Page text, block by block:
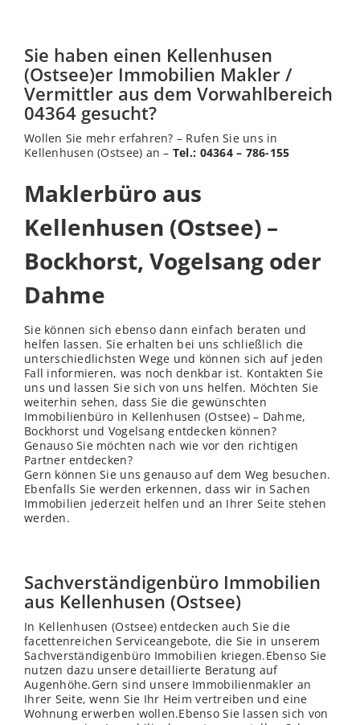
Sie haben einen Kellenhusen
(Ostsee)er Immobilien Makler /
Vermittler aus dem Vorwahlbereich
04364 gesucht?
Wollen Sie mehr erfahren? – Rufen Sie uns in
Kellenhusen (Ostsee) an – Tel.: 04364 – 786-155
Maklerbüro aus
Kellenhusen (Ostsee) –
Bockhorst, Vogelsang oder
Dahme
Sie können sich ebenso dann einfach beraten und
helfen lassen. Sie erhalten bei uns schließlich die
unterschiedlichsten Wege und können sich auf jeden
Fall informieren, was noch denkbar ist. Kontakten Sie
uns und lassen Sie sich von uns helfen. Möchten Sie
weiterhin sehen, dass Sie die gewünschten
Immobilienbüro in Kellenhusen (Ostsee) – Dahme,
Bockhorst und Vogelsang entdecken können?
Genauso Sie möchten nach wie vor den richtigen
Partner entdecken?
Gern können Sie uns genauso auf dem Weg besuchen.
Ebenfalls Sie werden erkennen, dass wir in Sachen
Immobilien jederzeit helfen und an Ihrer Seite stehen
werden.
Sachverständigenbüro Immobilien
aus Kellenhusen (Ostsee)
In Kellenhusen (Ostsee) entdecken auch Sie die
facettenreichen Serviceangebote, die Sie in unserem
Sachverständigenbüro Immobilien kriegen.Ebenso Sie
nutzen dazu unsere detaillierte Beratung auf
Augenhöhe.Gern sind unsere Immobilienmakler an
Ihrer Seite, wenn Sie Ihr Heim vertreiben und eine
Wohnung erwerben wollen.Ebenso Sie lassen sich von